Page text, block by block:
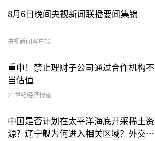
8月6日晚间央视新闻联播要闻集锦
央视新闻客户端
重申！禁止理财子公司通过合作机构不
当估值
21世纪经济报道
中国是否计划在太平洋海底开采稀土资
源？辽宁舰为何进入相关区域？外交部